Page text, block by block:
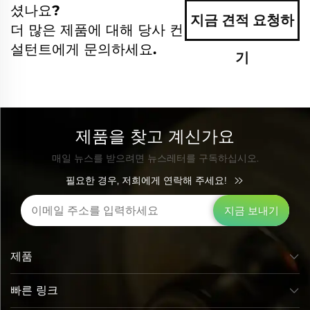
셨나요?
더 많은 제품에 대해 당사 컨
설턴트에게 문의하세요.
지금 견적 요청하
기
제품을 찾고 계신가요
매일 뉴스를 받으려면 뉴스레터를 구독하십시오.
필요한 경우, 저희에게 연락해 주세요!
지금 보내기
빠른 링크
제품